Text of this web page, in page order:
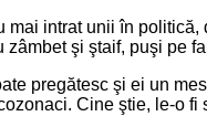
mai intrat unii în
zâmbet şi ştaif, puşi pe
pregătesc şi ei un
Cine ştie, le-o